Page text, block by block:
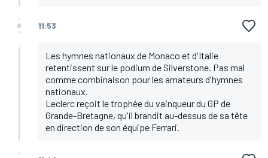
11:53
Les hymnes nationaux de Monaco et d'Italie
retentissent sur le podium de Silverstone. Pas mal
comme combinaison pour les amateurs d'hymnes
nationaux.
Leclerc reçoit le trophée du vainqueur du GP de
Grande-Bretagne, qu'il brandit au-dessus de sa tête
en direction de son équipe Ferrari.